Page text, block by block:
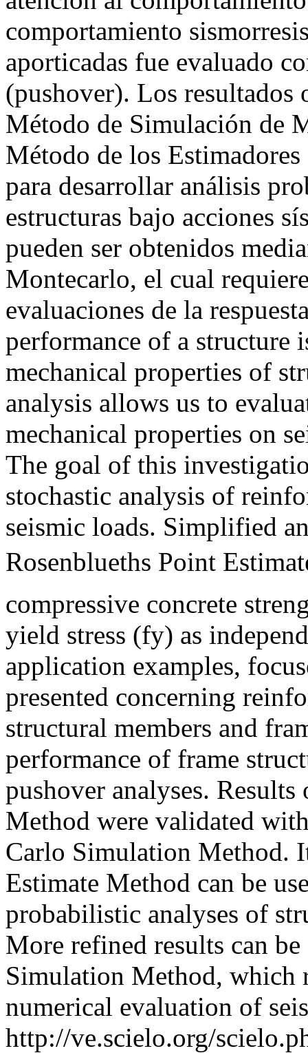
comportamiento
aporticadas fue evaluado
(pushover). Los
Método de Simulación de
Método de los
para desarrollar análisis
estructuras bajo acciones
pueden ser obtenidos
Montecarlo, el cual
evaluaciones de la
performance of a structure
mechanical properties of
analysis allows us to
mechanical properties on
The goal of this
stochastic analysis of
seismic loads. Simplified
Rosenblueths Point
compressive concrete
yield stress (fy) as
application examples,
presented concerning
structural members and
performance of frame
pushover analyses.
Method were validated
Carlo Simulation Method.
Estimate Method can be
probabilistic analyses of
More refined results can
Simulation Method, which
numerical evaluation of
http://ve.scielo.org/